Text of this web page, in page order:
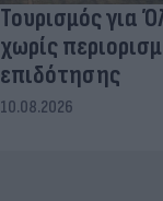
Τουρισμός για
χωρίς
επιδότησης
10.08.2026